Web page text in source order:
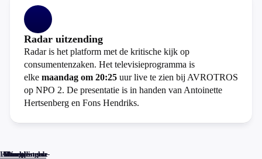
Radar uitzending
Radar is het platform met de kritische kijk op
consumentenzaken. Het televisieprogramma is
elke maandag om 20:25 uur live te zien bij AVROTROS
op NPO 2. De presentatie is in handen van Antoinette
Hertsenberg en Fons Hendriks.
Home
Actueel
Uitzendingen
Reacties
Programma-
Veelgestelde